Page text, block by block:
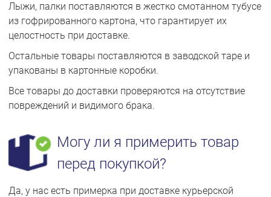
Лыжи, палки поставляются в жестко смотанном тубусе
из гофрированного картона, что гарантирует их
целостность при доставке.
Остальные товары поставляются в заводской таре и
упакованы в картонные коробки.
Все товары до доставки проверяются на отсутствие
повреждений и видимого брака.
Могу ли я примерить товар
перед покупкой?
Да, у нас есть примерка при доставке курьерской